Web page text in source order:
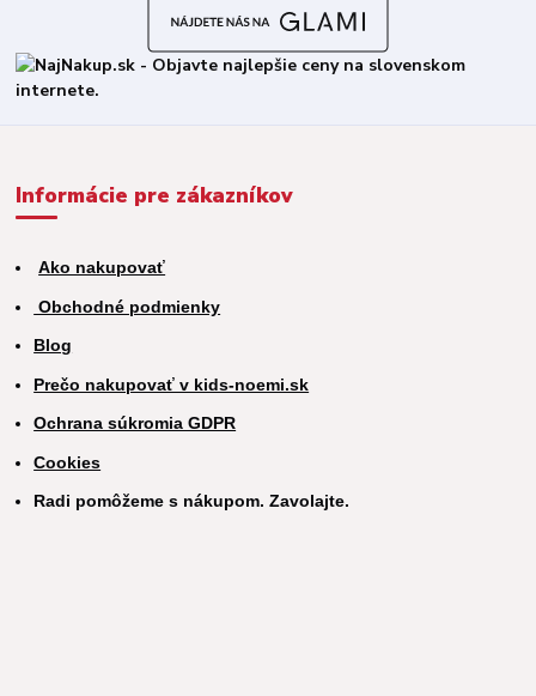
Informácie pre zákazníkov
Ako nakupovať
Obchodné podmienky
Blog
Prečo nakupovať v kids-noemi.sk
Ochrana súkromia GDPR
Cookies
Radi pomôžeme s nákupom. Zavolajte.